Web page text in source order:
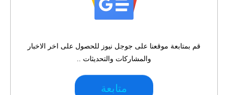
قم بمتابعة موقعنا على جوجل نيوز للحصول على اخر الاخبار
والمشاركات والتحديثات ..
متابعة